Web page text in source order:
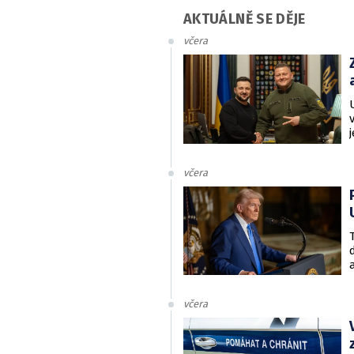
AKTUÁLNĚ SE DĚJE
včera
včera
včera